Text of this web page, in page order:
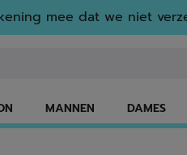
mee dat we niet
MANNEN DAMES